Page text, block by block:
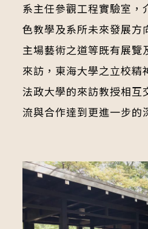
系主任參觀工程實驗室，
色教學及系所未來發展方
主場藝術之道等既有展覽
來訪，東海大學之立校精
法政大學的來訪教授相互
流與合作達到更進一步的